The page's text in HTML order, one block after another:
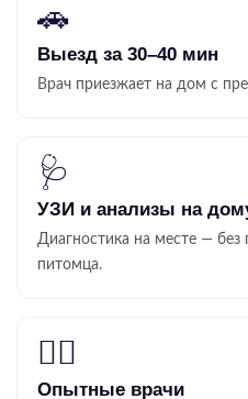
🚗
Выезд за 30–40 мин
Врач приезжает на дом с
🩺
УЗИ и анализы на
Диагностика на месте — без
питомца.
Опытные врачи